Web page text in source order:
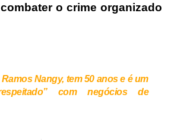
o crime organizado
Nangy, tem 50 anos e é um
com negócios de